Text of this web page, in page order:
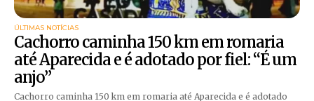
ÚLTIMAS NOTÍCIAS
Cachorro caminha 150 km em romaria
até Aparecida e é adotado por fiel: “É um
anjo”
Cachorro caminha 150 km em romaria até Aparecida e é adotado